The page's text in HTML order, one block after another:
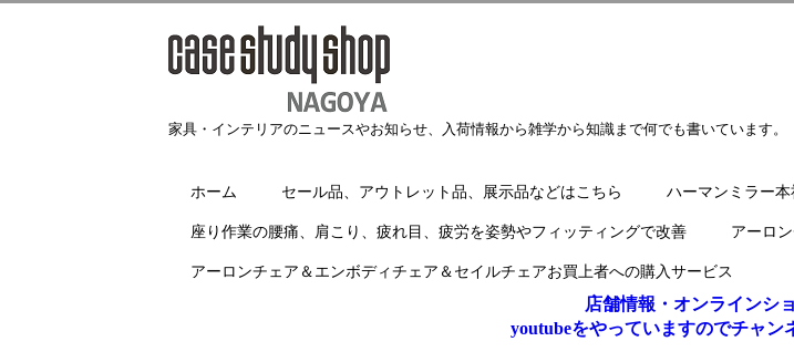
家具・インテリアのニュースやお知らせ、入荷情報から雑学から知識まで何でも書いています。
ホーム セール品、アウトレット品、展示品などはこちら ハーマンミラー
座り作業の腰痛、肩こり、疲れ目、疲労を姿勢やフィッティングで改善 アーロ
アーロンチェア＆エンボディチェア＆セイルチェアお買上者への購入サービス
店舗情報・オンラインシ
youtubeをやっていますのでチャン